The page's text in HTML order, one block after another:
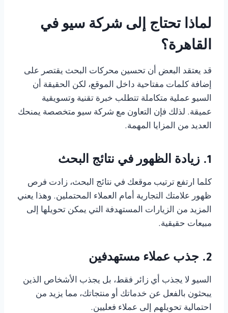
لماذا تحتاج إلى شركة سيو في
القاهرة؟
قد يعتقد البعض أن تحسين محركات البحث يقتصر على
إضافة كلمات مفتاحية داخل الموقع، لكن الحقيقة أن
السيو عملية متكاملة تتطلب خبرة تقنية وتسويقية
عميقة. لذلك فإن التعاون مع شركة سيو متخصصة يمنحك
العديد من المزايا المهمة.
1. زيادة الظهور في نتائج البحث
كلما ارتفع ترتيب موقعك في نتائج البحث، زادت فرص
ظهور علامتك التجارية أمام العملاء المحتملين. وهذا يعني
المزيد من الزيارات المستهدفة التي يمكن تحويلها إلى
مبيعات حقيقية.
2. جذب عملاء مستهدفين
السيو لا يجذب أي زائر فقط، بل يجذب الأشخاص الذين
يبحثون بالفعل عن خدماتك أو منتجاتك، مما يزيد من
احتمالية تحويلهم إلى عملاء فعليين.